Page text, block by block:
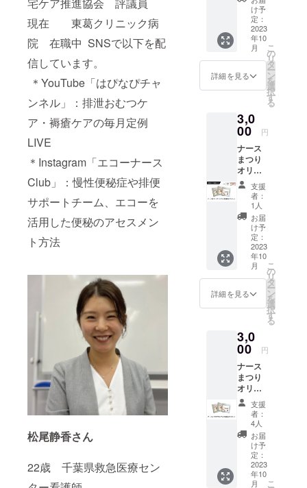
宅ケア推進協会 評議員
現在 東葛クリニック病
院 在職中 SNSで以下を配
信しています。
＊YouTube「はぴなぴチャ
ンネル」：排泄おむつケ
ア・褥瘡ケアの毎月定例
LIVE
＊Instagram「エコーナース
Club」：慢性便秘症や排便
サポートチーム、エコーを
活用した便秘のアセスメン
ト方法
松尾静香さん
22歳 千葉県救急医療セン
もペア
チケッ
ト画像
をお渡
しくだ
※ナース
祭：
日(土)
15日
(日)、両
日参加
いただ
けま
す。メ
イン会
場：サ
ンライ
ズビル
東京
ザ・グ
リーン
ホール
２会
場：
ンプ
ファイ
アの
メッ
セージ
機能を
使用し
ます。
使用し
ます。
場：サ
ンライ
ズビル
東京
ザ・グ
リーン
ホール
Studio
C ※キャ
ンプ
ファイ
アの
メッ
セージ
機能を
使用し
ます。
権利。
いただ
いた
メッ
セージ
をメッ
セージ
カード
にして
壁面に
掲示し
ます。+
『ナー
ス祭チ
ケッ
ト』1名
様とな
りま
す。 ※
備考欄
に記載
したい
メッ
セージ
をご記
入くだ
※受付で
IRE支援
画面を
見せて
くださ
い。 ※
ナース
祭：
2023年
10月14
日(土)
15日
(日)、両
日参加
いただ
け予
定：
2023
年10
月
詳細を見る
こ
の
リ
タ
ー
ン
を
選
択
す
る
3,0
00 円
ナース
まつり
オリジ
ナル和
漢茶３
つセッ
ト （漢
方の味
がダイ
レクト
に味わ
える和
漢茶で
す。）
+『ナー
ス祭チ
ト』1名
様とな
りま
す。 ※
受付で
CAMPF
IRE支援
画面を
見せて
くださ
い。 ※
ナース
祭：
2023年
支援
者：
1人
お届
け予
定：
2023
年10
月
詳細を見る
こ
の
リ
タ
ー
ン
を
選
択
す
る
3,0
00 円
ナース
まつり
オリジ
ナル和
漢茶３
つセッ
ト （漢
方の味
がダイ
レクト
に味わ
支援
者：
4人
お届
け予
定：
2023
年10
月
こ